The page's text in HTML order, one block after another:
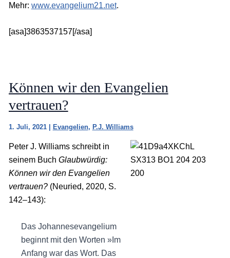
Mehr: www.evangelium21.net.
[asa]3863537157[/asa]
Können wir den Evangelien
vertrauen?
1. Juli, 2021 Evangelien, P.J. Williams
Peter J. Williams schreibt in
seinem Buch Glaubwürdig:
Können wir den Evangelien
vertrauen?(Neuried, 2020, S.
142–143):
Das Johannesevangelium
beginnt mit den Worten »Im
Anfang war das Wort. Das